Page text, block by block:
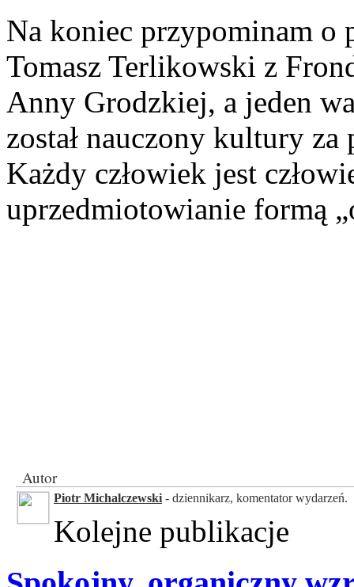
Na koniec przypominam o
Tomasz Terlikowski z
Anny Grodzkiej, a jeden
został nauczony kultury
Każdy człowiek jest
uprzedmiotowianie formą
Autor
Piotr Michalczewski - dziennikarz, komentator wydarzeń.
Kolejne publikacje